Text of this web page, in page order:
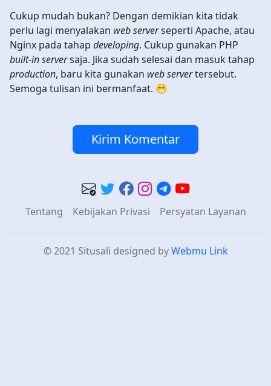
Cukup mudah bukan? Dengan demikian kita tidak
perlu lagi menyalakan web serverseperti Apache, atau
Nginx pada tahap developing. Cukup gunakan PHP
built-in serversaja. Jika sudah selesai dan masuk tahap
production, baru kita gunakan web servertersebut.
Semoga tulisan ini bermanfaat. 😁
Kirim Komentar
Tentang Kebijakan Privasi Persyatan Layanan
© 2021 Situsali designed byWebmu Link